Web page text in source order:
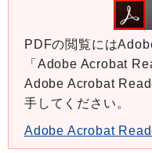
PDFの閲覧には
「Adobe Acrobat
Adobe Acrobat
手してください。
Adobe Acrobat